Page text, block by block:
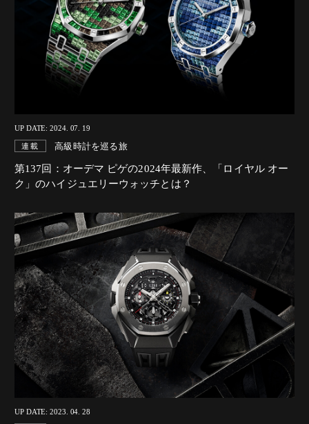
UP DATE: 2024. 07. 19
連載 高級時計を巡る旅
第137回：オーデマ ピゲの2024年最新作、「ロイヤル オー
ク」のハイジュエリーウォッチとは？
UP DATE: 2023. 04. 28